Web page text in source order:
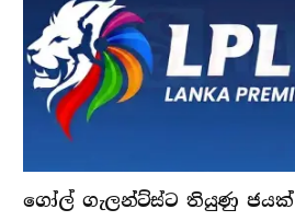
ගෝල් ගැලන්ට්ස්ට තියුණු ජයක්